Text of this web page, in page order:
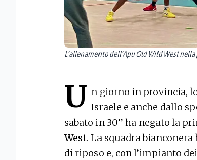
L’allenamento dell’Apu Old Wild West
U n giorno in provincia,
Israele e anche dallo
sabato in 30” ha negato la
West. La squadra
di riposo e, con l’impianto